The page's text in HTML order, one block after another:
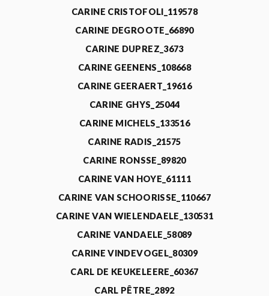
CARINE CRISTOFOLI_119578
CARINE DEGROOTE_66890
CARINE DUPREZ_3673
CARINE GEENENS_108668
CARINE GEERAERT_19616
CARINE GHYS_25044
CARINE MICHELS_133516
CARINE RADIS_21575
CARINE RONSSE_89820
CARINE VAN HOYE_61111
CARINE VAN SCHOORISSE_110667
CARINE VAN WIELENDAELE_130531
CARINE VANDAELE_58089
CARINE VINDEVOGEL_80309
CARL DE KEUKELEERE_60367
CARL PÊTRE_2892